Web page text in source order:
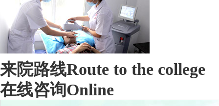
来院路线Route to the college
在线咨询Online